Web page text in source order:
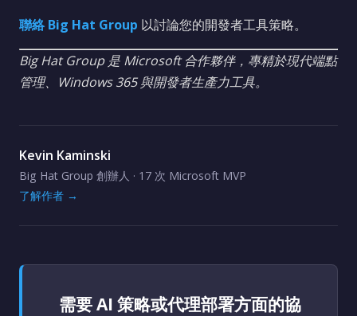
聯絡 Big Hat Group 以討論您的開發者工具策略。
Big Hat Group 是 Microsoft 合作夥伴，專精於現代端點
管理、Windows 365 與開發者生產力工具。
Kevin Kaminski
Big Hat Group 創辦人 · 17 次 Microsoft MVP
了解作者 →
需要 AI 策略或代理部署方面的協